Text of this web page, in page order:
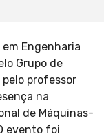
Engenharia
Grupo de
professor
na
de Máquinas-
evento foi